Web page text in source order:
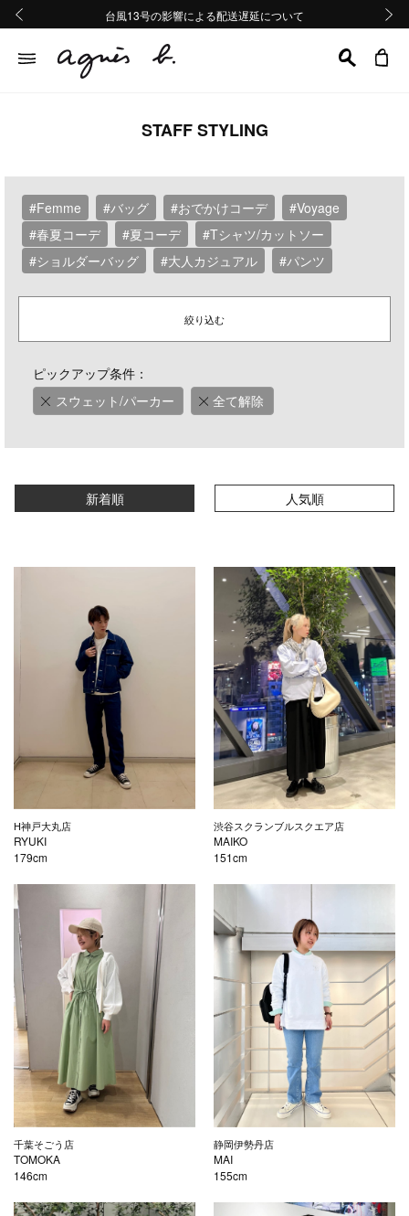
熊本地域地震の影響による配送遅延について
Summer Sale 2buy10%OFF!!
台風13号の影響による配送遅延について
熊本地域地震の影響による配送遅延について
Summer Sale 2buy10%OFF!!
STAFF STYLING
#Femme #バッグ #おでかけコーデ
#Voyage
#春夏コーデ
#夏コーデ
#Tシャツ/カットソー
#ショルダーバッグ
#大人カジュアル #パンツ
絞り込む
ピックアップ条件：
スウェット/パーカー
全て解除
新着順 人気順
H神戸大丸店
RYUKI
179cm
渋谷スクランブルスクエア店
MAIKO
151cm
千葉そごう店
TOMOKA
146cm
静岡伊勢丹店
MAI
155cm